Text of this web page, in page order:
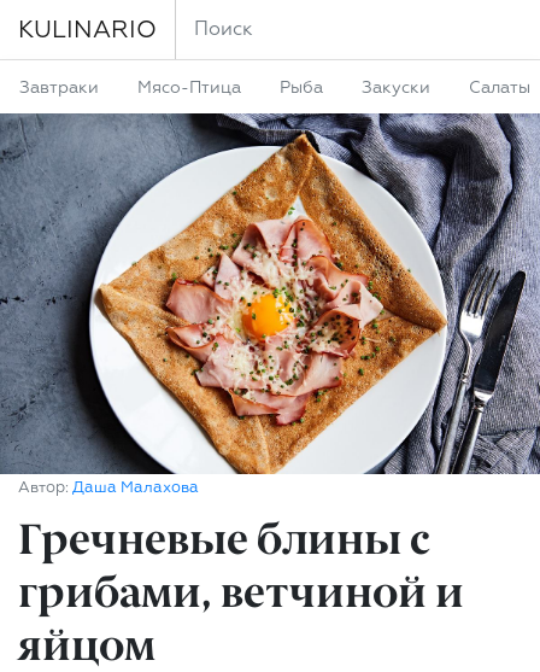
KULINARIO
Завтраки Мясо-Птица Рыба Закуски Салаты
Автор: Даша Малахова
Гречневые блины с
грибами, ветчиной и
яйцом